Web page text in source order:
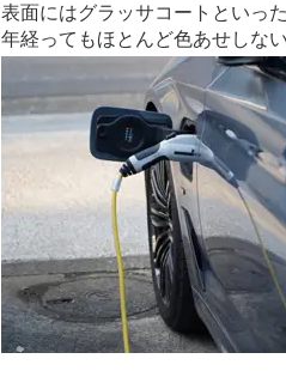
表面にはグラッサコートといっ
年経ってもほとんど色あせしな